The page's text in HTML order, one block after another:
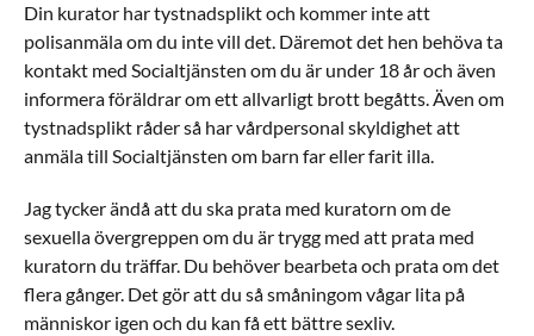
Din kurator har tystnadsplikt och kommer inte att
polisanmäla om du inte vill det. Däremot det hen behöva ta
kontakt med Socialtjänsten om du är under 18 år och även
informera föräldrar om ett allvarligt brott begåtts. Även om
tystnadsplikt råder så har vårdpersonal skyldighet att
anmäla till Socialtjänsten om barn far eller farit illa.
Jag tycker ändå att du ska prata med kuratorn om de
sexuella övergreppen om du är trygg med att prata med
kuratorn du träffar. Du behöver bearbeta och prata om det
flera gånger. Det gör att du så småningom vågar lita på
människor igen och du kan få ett bättre sexliv.